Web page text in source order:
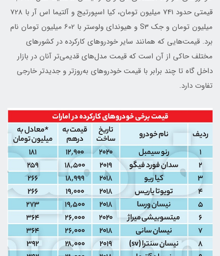
قیمتی حدود 741 میلیون تومان، کیا اسپورتیج و آلتیما اس آر با 728
میلیون تومان و جک S3 و هیوندای ولوستر با 602 میلیون تومان نام
برد. قیمت‌هایی که همانند سایر خودروهای کارکرده در کشورهای
مختلف حاکی از آن است که قیمت مدل‌های قدیمی‌تر آنان در بازار
داخل گاه تا چند برابر با قیمت خودروهای به‌روزتر و جدیدتر خارجی
تفاوت دارد.